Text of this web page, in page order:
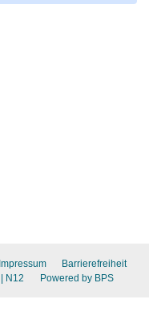
Impressum
Barrierefreiheit
| N12 Powered by BPS